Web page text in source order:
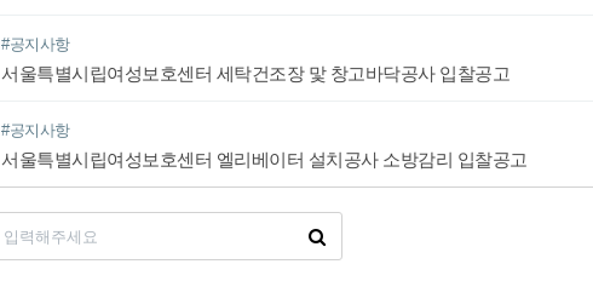
#공지사항
서울특별시립여성보호센터 세탁건조장 맟 창고바닥공사 입찰공고
#공지사항
서울특별시립여성보호센터 엘리베이터 설치공사 소방감리 입찰공고